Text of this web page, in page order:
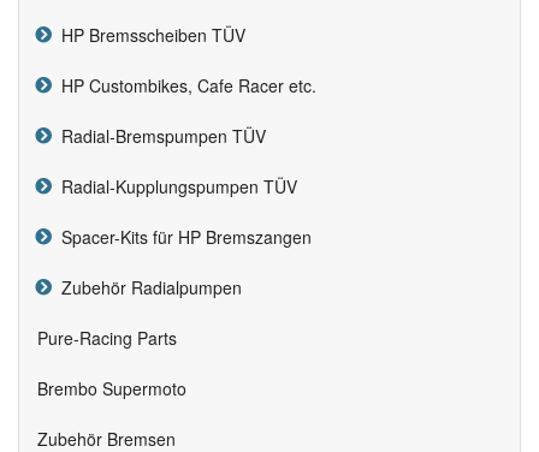
HP Bremsscheiben TÜV
HP Custombikes, Cafe Racer etc.
Radial-Bremspumpen TÜV
Radial-Kupplungspumpen TÜV
Spacer-Kits für HP Bremszangen
Zubehör Radialpumpen
Pure-Racing Parts
Brembo Supermoto
Zubehör Bremsen